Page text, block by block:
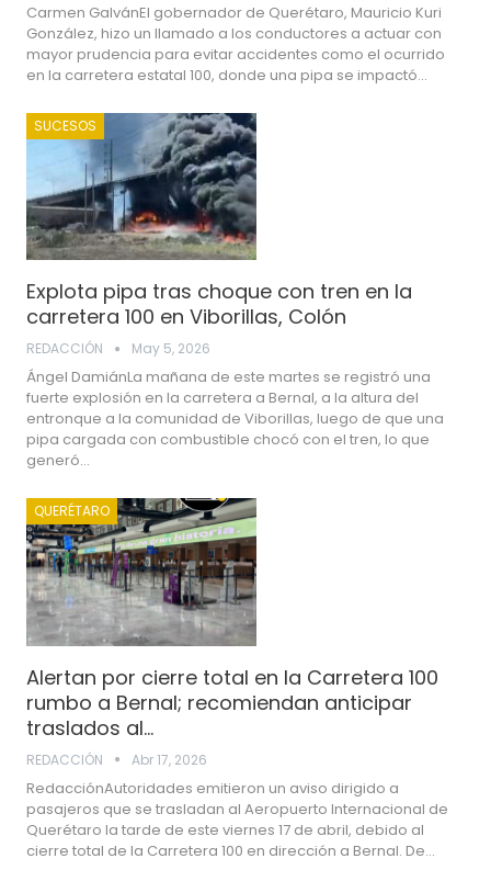
Carmen GalvánEl gobernador de Querétaro, Mauricio Kuri
González, hizo un llamado a los conductores a actuar con
mayor prudencia para evitar accidentes como el ocurrido
en la carretera estatal 100, donde una pipa se impactó…
SUCESOS
Explota pipa tras choque con tren en la
carretera 100 en Viborillas, Colón
REDACCIÓN May 5, 2026
Ángel DamiánLa mañana de este martes se registró una
fuerte explosión en la carretera a Bernal, a la altura del
entronque a la comunidad de Viborillas, luego de que una
pipa cargada con combustible chocó con el tren, lo que
generó…
QUERÉTARO
Alertan por cierre total en la Carretera 100
rumbo a Bernal; recomiendan anticipar
traslados al…
REDACCIÓN Abr 17, 2026
RedacciónAutoridades emitieron un aviso dirigido a
pasajeros que se trasladan al Aeropuerto Internacional de
Querétaro la tarde de este viernes 17 de abril, debido al
cierre total de la Carretera 100 en dirección a Bernal. De…